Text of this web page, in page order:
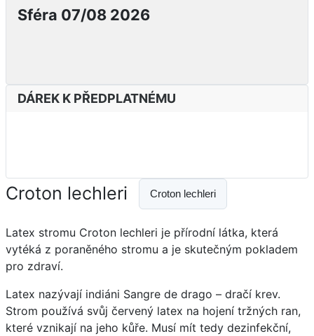
Sféra 07/08 2026
DÁREK K PŘEDPLATNÉMU
Croton lechleri Croton lechleri
Latex stromu Croton lechleri ​​je přírodní látka, která
vytéká z poraněného stromu a je skutečným pokladem
pro zdraví.
Latex nazývají indiáni Sangre de drago – dračí krev.
Strom používá svůj červený latex na hojení tržných ran,
které vznikají na jeho kůře. Musí mít tedy dezinfekční,